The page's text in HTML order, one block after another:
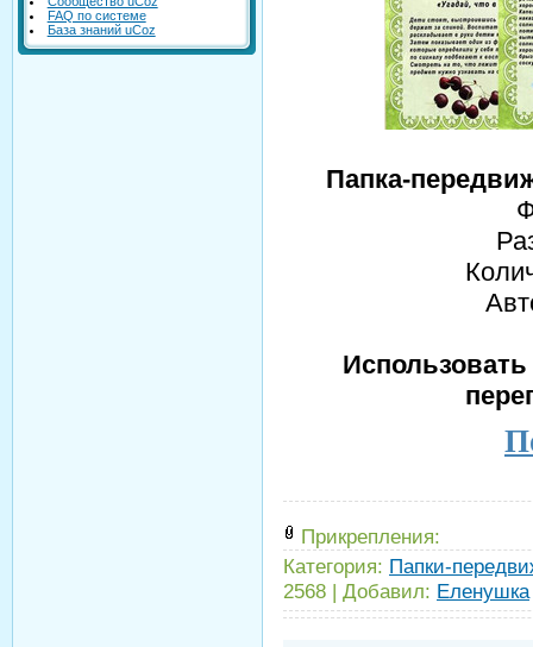
FAQ по системе
База знаний uCoz
Папка-
Прикрепления:
Категория: Папки-
2568 | Добавил: Еленушка